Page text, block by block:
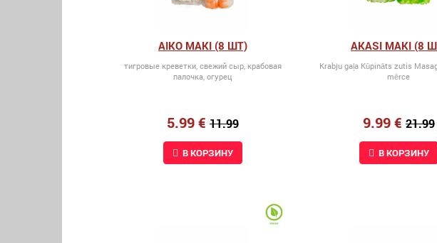
AIKO MAKI (8 ШТ)
тигровые креветки, свежий сыр, крабовая
палочка, огурец
5.99 € 11.99
В КОРЗИНУ
AKASI MAKI (8
Krabju gaļa Kūpināts zutis
mērce
9.99 € 21.99
В КОРЗИНУ